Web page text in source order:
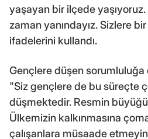
yaşayan bir ilçede
zaman yanındayız. Sizlere
ifadelerini kullandı.
Gençlere düşen
"Siz gençlere de bu süreçte
düşmektedir. Resmin
Ülkemizin kalkınmasına
çalışanlara müsaade